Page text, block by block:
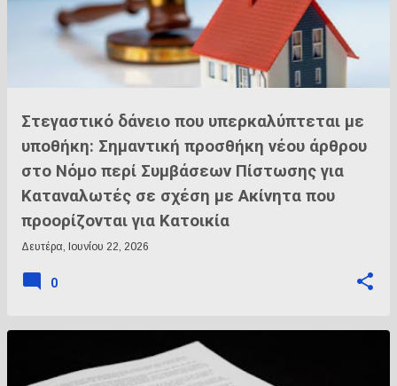
Στεγαστικό δάνειο που υπερκαλύπτεται με
υποθήκη: Σημαντική προσθήκη νέου άρθρου
στο Νόμο περί Συμβάσεων Πίστωσης για
Καταναλωτές σε σχέση με Ακίνητα που
προορίζονται για Κατοικία
Δευτέρα, Ιουνίου 22, 2026
0